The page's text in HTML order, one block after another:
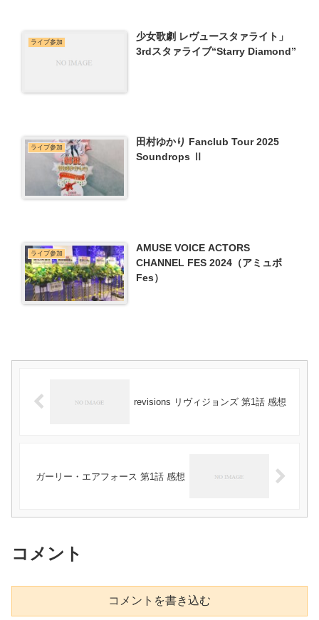
ライブ参加
少女歌劇 レヴュースタァライト」
3rdスタァライブ“Starry Diamond”
ライブ参加
田村ゆかり Fanclub Tour 2025
Soundrops Ⅱ
ライブ参加
AMUSE VOICE ACTORS
CHANNEL FES 2024（アミュボ
Fes）
revisions リヴィジョンズ 第1話 感想
ガーリー・エアフォース 第1話 感想
コメント
コメントを書き込む